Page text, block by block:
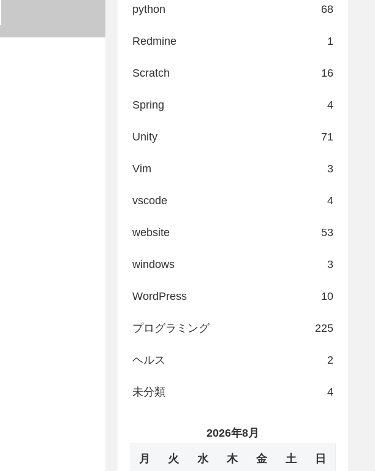
python 68
Redmine 1
Scratch 16
Spring 4
Unity 71
Vim 3
vscode 4
website 53
windows 3
WordPress 10
プログラミング 225
ヘルス 2
未分類 4
2026年8月
月 火 水 木 金 土 日